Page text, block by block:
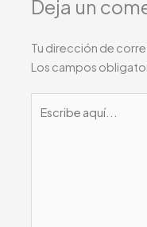
Deja un
Tu dirección de
Los campos
aquí...